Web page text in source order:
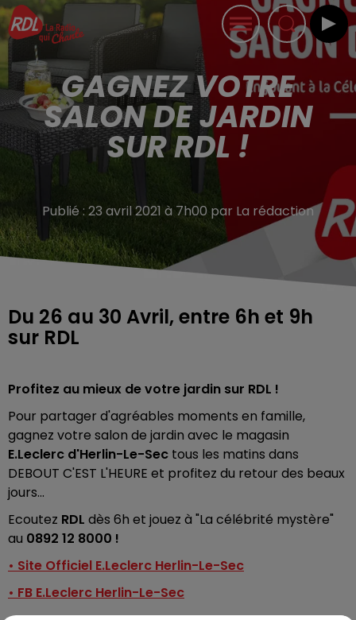
GAGNEZ VOTRE
SALON DE JARDIN
SUR RDL !
Publié : 23 avril 2021 à 7h00 par La rédaction
Du 26 au 30 Avril, entre 6h et 9h
sur RDL
Profitez au mieux de votre jardin sur RDL !
Pour partager d'agréables moments en famille,
gagnez votre salon de jardin avec le magasin
E.Leclerc d'Herlin-Le-Sec tous les matins dans
DEBOUT C'EST L'HEURE et profitez du retour des beaux
jours...
Ecoutez RDL dès 6h et jouez à "La célébrité mystère"
au 0892 12 8000 !
• Site Officiel E.Leclerc Herlin-Le-Sec
• FB E.Leclerc Herlin-Le-Sec